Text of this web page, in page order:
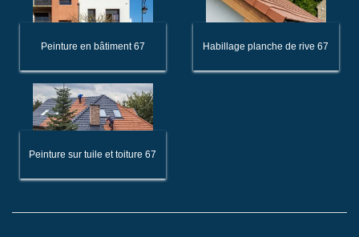
Peinture en bâtiment 67 Habillage planche de rive 67
Peinture sur tuile et toiture 67